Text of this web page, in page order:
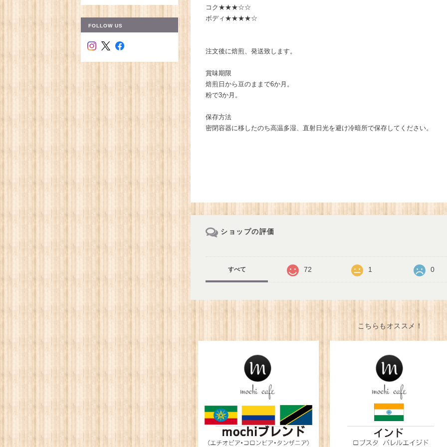
コク★★★☆☆
ボディ★★★★☆
注文後に焙煎、発送致します。
賞味期限
焙煎日から豆のままで6か月。
粉で3か月。
保存方法
密閉容器に移したのち高温多湿、直射日光を避け冷暗所で保存してください。
ショップの評価
すべて 72 1 0
こちらもオススメ！
FOLLOW US